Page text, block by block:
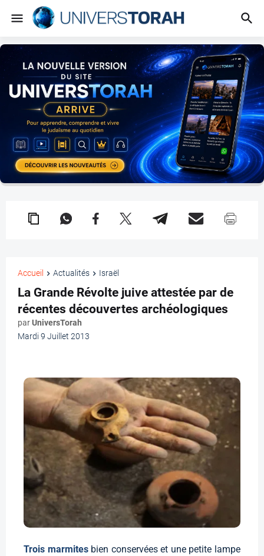
Accueil Actualités Israël
La Grande Révolte juive attestée par de
récentes découvertes archéologiques
parUniversTorah
Mardi 9 Juillet 2013
Trois marmites bien conservées et une petite lampe